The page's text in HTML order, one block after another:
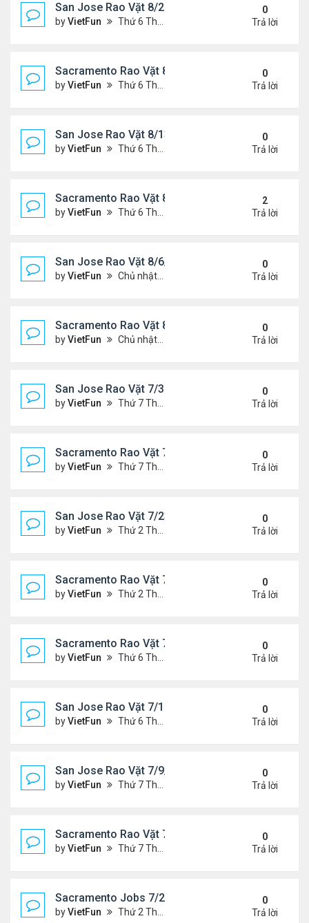
San Jose Rao Vặt 8/20/21- 8/27/21
byVietFun Thứ 6 Tháng 8 20, 2021 2:15 pm
0
Trả lời
Sacramento Rao Vặt 8/20/21- 8/27/21
byVietFun Thứ 6 Tháng 8 20, 2021 2:08 pm
0
Trả lời
San Jose Rao Vặt 8/13/21- 8/20/21
byVietFun Thứ 6 Tháng 8 13, 2021 11:35 am
0
Trả lời
Sacramento Rao Vặt 8/13/21- 8/20/21
byVietFun Thứ 6 Tháng 8 13, 2021 11:27 am
2
Trả lời
San Jose Rao Vặt 8/6/21- 8/13/21
byVietFun Chủ nhật Tháng 8 08, 2021 6:21 pm
0
Trả lời
Sacramento Rao Vặt 8/6/21- 8/13/21
byVietFun Chủ nhật Tháng 8 08, 2021 6:15 pm
0
Trả lời
San Jose Rao Vặt 7/30/21- 8/6/21
byVietFun Thứ 7 Tháng 7 31, 2021 10:31 am
0
Trả lời
Sacramento Rao Vặt 7/30/21- 8/6/21
byVietFun Thứ 7 Tháng 7 31, 2021 10:22 am
0
Trả lời
San Jose Rao Vặt 7/23/21- 7/30/21
byVietFun Thứ 2 Tháng 7 26, 2021 4:19 pm
0
Trả lời
Sacramento Rao Vặt 7/23/21- 7/30/21
byVietFun Thứ 2 Tháng 7 26, 2021 4:13 pm
0
Trả lời
Sacramento Rao Vặt 7/16/21- 7/23/21
byVietFun Thứ 6 Tháng 7 16, 2021 10:33 am
0
Trả lời
San Jose Rao Vặt 7/16/21- 7/23/21
byVietFun Thứ 6 Tháng 7 16, 2021 10:25 am
0
Trả lời
San Jose Rao Vặt 7/9/21- 7/16/21
byVietFun Thứ 7 Tháng 7 10, 2021 9:58 am
0
Trả lời
Sacramento Rao Vặt 7/9/21- 7/16/21
byVietFun Thứ 7 Tháng 7 10, 2021 9:47 am
0
Trả lời
Sacramento Jobs 7/2/21- 7/9/21
byVietFun Thứ 2 Tháng 7 05, 2021 2:52 pm
0
Trả lời